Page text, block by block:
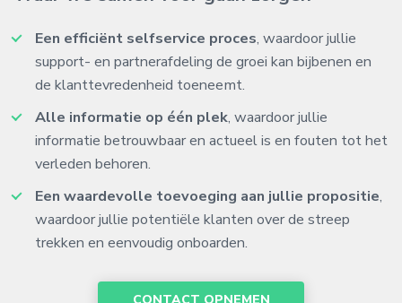
Een efficiënt selfservice proces, waardoor jullie
support- en partnerafdeling de groei kan bijbenen en
de klanttevredenheid toeneemt.
Alle informatie op één plek, waardoor jullie
informatie betrouwbaar en actueel is en fouten tot het
verleden behoren.
Een waardevolle toevoeging aan jullie propositie,
waardoor jullie potentiële klanten over de streep
trekken en eenvoudig onboarden.